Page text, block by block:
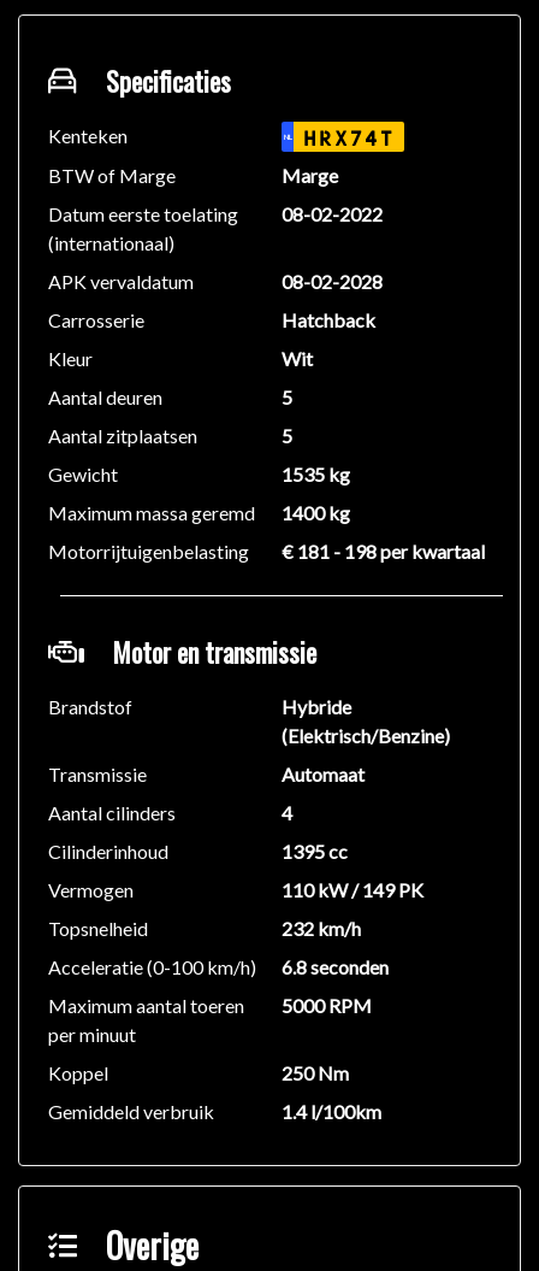
Laat het ons vooral weten.
BEL ONS VAN TE VOREN VOOR EEN AFSPRAAK,
OM EVENTUELE TELEURSTELLINGEN TE
VOORKOMEN!
Deze auto bieden wij aan voor een meeneemprijs met
daarbij minimaal 1 jaar APK.
We rekenen geen afleverkosten.
Aflever opties
• Wilt u toch liever garantie
• Onderhoudsbeurt
• Reiniging
• polijsten
We hebben ons uiterste best gedaan om alle
de verstrekte informatie in de advertentie. Vertrouw
zelf de zaken welke voor jou belangrijk zijn en je
beslissing zouden kunnen beïnvloeden. Neem contact
op met de verkoper voor aanvullende vragen.
Specificaties
Kenteken NL HRX74T
BTW of Marge
Marge
Datum eerste toelating
(internationaal)
08-02-2022
APK vervaldatum
08-02-2028
Carrosserie
Hatchback
Kleur
Wit
Aantal deuren
5
Aantal zitplaatsen
5
Gewicht
1535 kg
Maximum massa geremd
1400 kg
Motorrijtuigenbelasting
€ 181 - 198 per kwartaal
Motor en transmissie
Brandstof
Hybride
(Elektrisch/Benzine)
Transmissie
Automaat
Aantal cilinders
4
Cilinderinhoud
1395 cc
Vermogen
110 kW / 149 PK
Topsnelheid
232 km/h
Acceleratie (0-100 km/h)
6.8 seconden
Maximum aantal toeren
per minuut
5000 RPM
Koppel
250 Nm
Gemiddeld verbruik
1.4 l/100km
Overige